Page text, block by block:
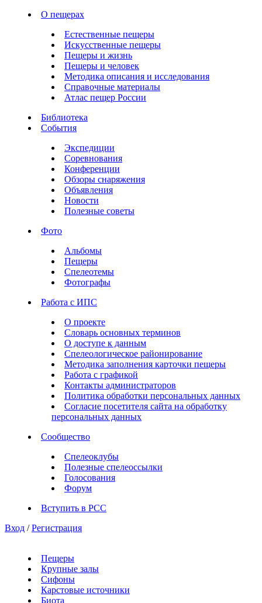
О пещерах
Естественные пещеры
Искусственные пещеры
Пещеры и жизнь
Пещеры и человек
Методика описания и исследования
Справочные материалы
Атлас пещер России
Библиотека
События
Экспедиции
Соревнования
Конференции
Обзоры снаряжения
Объявления
Новости
Полезные советы
Фото
Альбомы
Пещеры
Спелеотемы
Фотографы
Работа с ИПС
О проекте
Словарь основных терминов
О доступе к данным
Спелеологическое районирование
Методика заполнения карточки пещеры
Работа с графикой
Контакты администраторов
Политика обработки персональных данных
Согласие посетителя сайта на обработку
персональных данных
Сообщество
Спелеоклубы
Полезные спелеоссылки
Голосования
Форум
Вступить в РСС
Вход / Регистрация
Пещеры
Крупные залы
Сифоны
Карстовые источники
Биота